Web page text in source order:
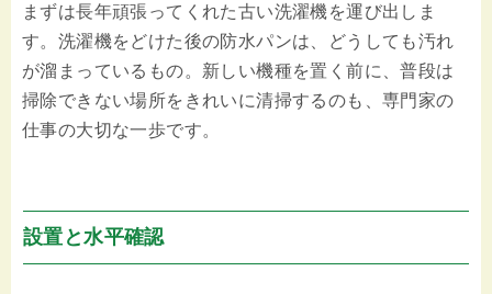
まずは長年頑張ってくれた古い洗濯機を運び出しま
す。洗濯機をどけた後の防水パンは、どうしても汚れ
が溜まっているもの。新しい機種を置く前に、普段は
掃除できない場所をきれいに清掃するのも、専門家の
仕事の大切な一歩です。
設置と水平確認